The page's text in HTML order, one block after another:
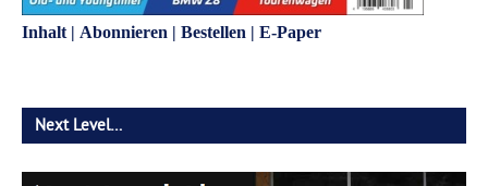
Inhalt | Abonnieren | Bestellen | E-Paper
Next Level…